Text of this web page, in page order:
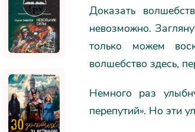
Доказать
невозможно.
только можем
волшебство здесь,
Немного раз
перепутий». Но эти